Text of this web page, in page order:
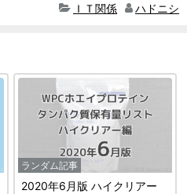
ＩＴ関係 ハドニシ
ランダム記事
2020年6月版 ハイクリアー